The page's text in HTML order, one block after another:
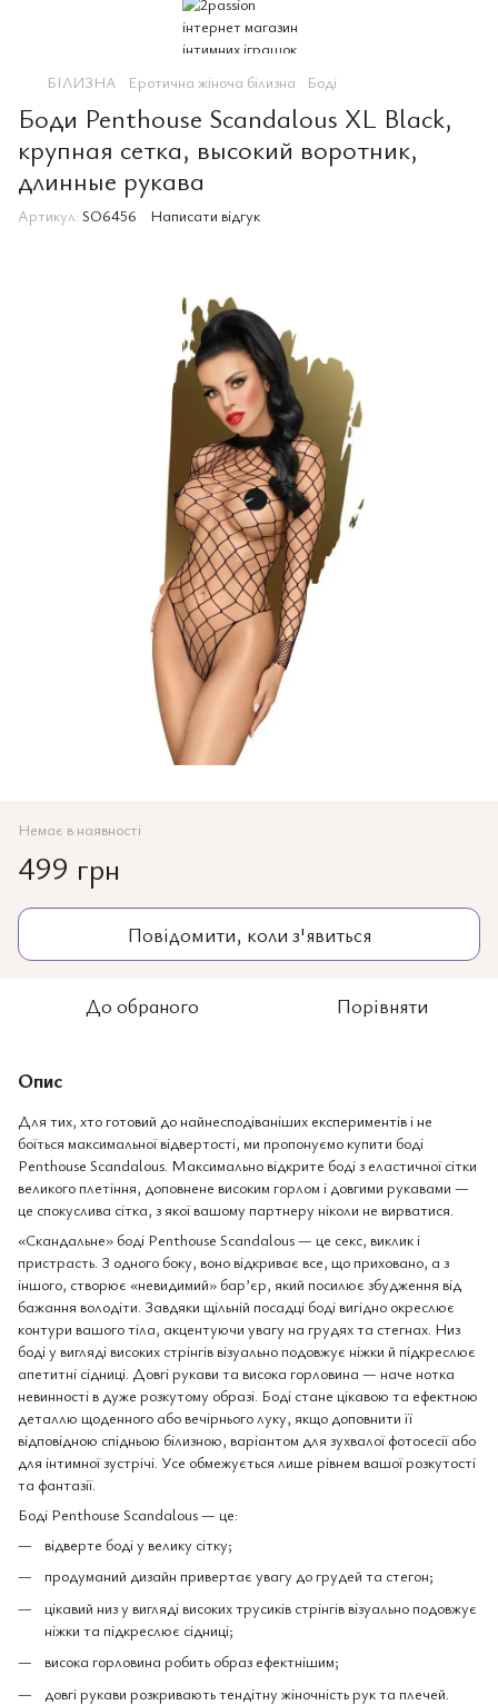
БІЛИЗНА Еротична жіноча білизна Боді
Боди Penthouse Scandalous XL Black,
крупная сетка, высокий воротник,
длинные рукава
Артикул: SO6456 Написати відгук
Немає в наявності
499 грн
Повідомити, коли з'явиться
До обраного Порівняти
Опис
Для тих, хто готовий до найнесподіваніших експериментів і не
боїться максимальної відвертості, ми пропонуємо купити боді
Penthouse Scandalous. Максимально відкрите боді з еластичної сітки
великого плетіння, доповнене високим горлом і довгими рукавами —
це спокуслива сітка, з якої вашому партнеру ніколи не вирватися.
«Скандальне» боді Penthouse Scandalous — це секс, виклик і
пристрасть. З одного боку, воно відкриває все, що приховано, а з
іншого, створює «невидимий» бар’єр, який посилює збудження від
бажання володіти. Завдяки щільній посадці боді вигідно окреслює
контури вашого тіла, акцентуючи увагу на грудях та стегнах. Низ
боді у вигляді високих стрінгів візуально подовжує ніжки й підкреслює
апетитні сідниці. Довгі рукави та висока горловина — наче нотка
невинності в дуже розкутому образі. Боді стане цікавою та ефектною
деталлю щоденного або вечірнього луку, якщо доповнити її
відповідною спідньою білизною, варіантом для зухвалої фотосесії або
для інтимної зустрічі. Усе обмежується лише рівнем вашої розкутості
та фантазії.
Боді Penthouse Scandalous — це:
відверте боді у велику сітку;
продуманий дизайн привертає увагу до грудей та стегон;
цікавий низ у вигляді високих трусиків стрінгів візуально подовжує
ніжки та підкреслює сідниці;
висока горловина робить образ ефектнішим;
довгі рукави розкривають тендітну жіночність рук та плечей.